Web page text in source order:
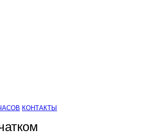
КОНТАКТЫ